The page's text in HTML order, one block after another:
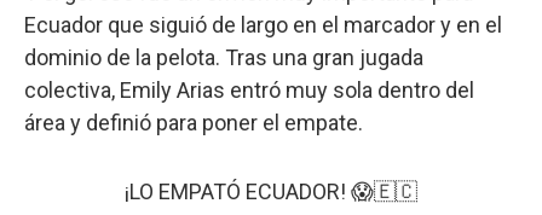
Ecuador que siguió de largo en el marcador y en el
dominio de la pelota. Tras una gran jugada
colectiva, Emily Arias entró muy sola dentro del
área y definió para poner el empate.
¡LO EMPATÓ ECUADOR! 😱🇪🇨